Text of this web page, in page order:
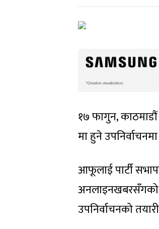
१७ फागुन,
मा हुने
आफूलाई पार्टी
अनलाइनखबरसँगको
उपनिर्वाचनको